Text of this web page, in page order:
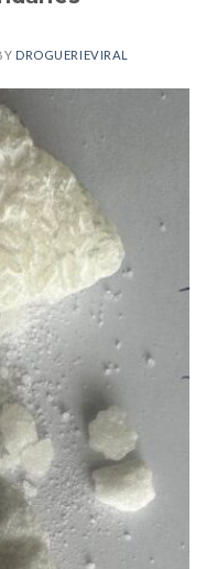
DROGUERIEVIRAL